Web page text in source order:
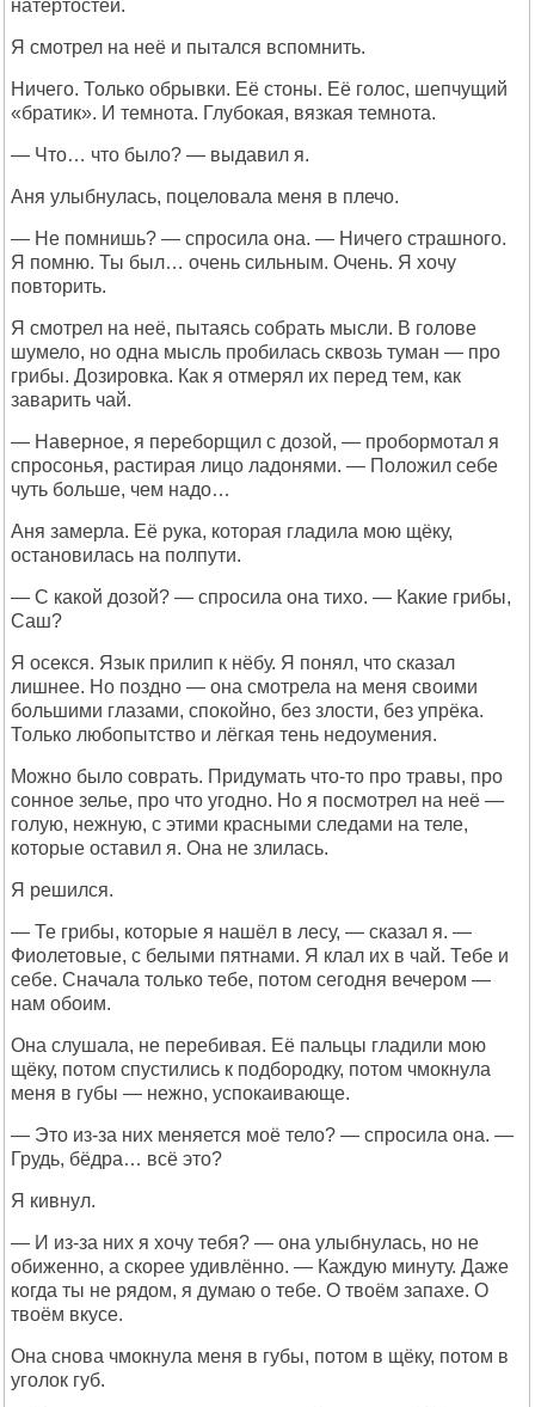
натёртостей.
Я смотрел на неё и пытался вспомнить.
Ничего. Только обрывки. Её стоны. Её голос, шепчущий
«братик». И темнота. Глубокая, вязкая темнота.
— Что… что было? — выдавил я.
Аня улыбнулась, поцеловала меня в плечо.
— Не помнишь? — спросила она. — Ничего страшного.
Я помню. Ты был… очень сильным. Очень. Я хочу
повторить.
Я смотрел на неё, пытаясь собрать мысли. В голове
шумело, но одна мысль пробилась сквозь туман — про
грибы. Дозировка. Как я отмерял их перед тем, как
заварить чай.
— Наверное, я переборщил с дозой, — пробормотал я
спросонья, растирая лицо ладонями. — Положил себе
чуть больше, чем надо…
Аня замерла. Её рука, которая гладила мою щёку,
остановилась на полпути.
— С какой дозой? — спросила она тихо. — Какие грибы,
Саш?
Я осекся. Язык прилип к нёбу. Я понял, что сказал
лишнее. Но поздно — она смотрела на меня своими
большими глазами, спокойно, без злости, без упрёка.
Только любопытство и лёгкая тень недоумения.
Можно было соврать. Придумать что-то про травы, про
сонное зелье, про что угодно. Но я посмотрел на неё —
голую, нежную, с этими красными следами на теле,
которые оставил я. Она не злилась.
Я решился.
— Те грибы, которые я нашёл в лесу, — сказал я. —
Фиолетовые, с белыми пятнами. Я клал их в чай. Тебе и
себе. Сначала только тебе, потом сегодня вечером —
нам обоим.
Она слушала, не перебивая. Её пальцы гладили мою
щёку, потом спустились к подбородку, потом чмокнула
меня в губы — нежно, успокаивающе.
— Это из-за них меняется моё тело? — спросила она. —
Грудь, бёдра… всё это?
Я кивнул.
— И из-за них я хочу тебя? — она улыбнулась, но не
обиженно, а скорее удивлённо. — Каждую минуту. Даже
когда ты не рядом, я думаю о тебе. О твоём запахе. О
твоём вкусе.
Она снова чмокнула меня в губы, потом в щёку, потом в
уголок губ.